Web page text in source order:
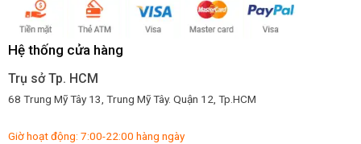
Hệ thống cửa hàng
Trụ sở Tp. HCM
68 Trung Mỹ Tây 13, Trung Mỹ Tây. Quận 12, Tp.HCM
Giờ hoạt động: 7:00-22:00 hàng ngày